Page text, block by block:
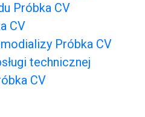
Próbka CV
CV
Próbka CV
technicznej
CV